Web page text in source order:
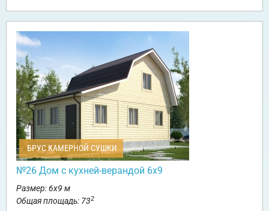
БРУС КАМЕРНОЙ СУШКИ
№26 Дом с кухней-верандой 6х9
Размер: 6х9 м
Общая площадь: 732